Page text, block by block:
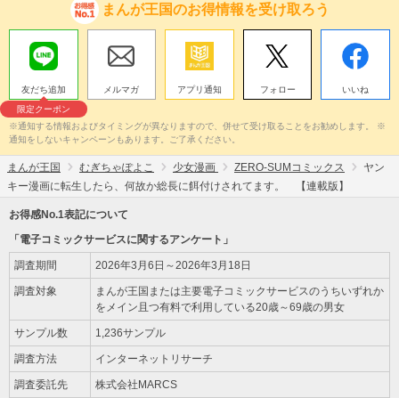
まんが王国のお得情報を受け取ろう
友だち追加
限定クーポン
メルマガ アプリ通知 フォロー いいね
※通知する情報およびタイミングが異なりますので、併せて受け取ることをお勧めします。 ※
通知をしないキャンペーンもあります。ご了承ください。
まんが王国 むぎちゃぽよこ 少女漫画 ZERO-SUMコミックス
ヤン
キー漫画に転生したら、何故か総長に餌付けされてます。 【連載版】
お得感No.1表記について
「電子コミックサービスに関するアンケート」
調査期間 2026年3月6日～2026年3月18日
調査対象
まんが王国または主要電子コミックサービスのうちいずれか
をメイン且つ有料で利用している20歳～69歳の男女
サンプル数 1,236サンプル
調査方法 インターネットリサーチ
調査委託先 株式会社MARCS